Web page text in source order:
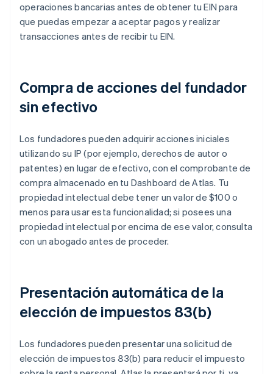
operaciones bancarias antes de obtener tu EIN para
que puedas empezar a aceptar pagos y realizar
transacciones antes de recibir tu EIN.
Compra de acciones del fundador
sin efectivo
Los fundadores pueden adquirir acciones iniciales
utilizando su IP (por ejemplo, derechos de autor o
patentes) en lugar de efectivo, con el comprobante de
compra almacenado en tu Dashboard de Atlas. Tu
propiedad intelectual debe tener un valor de $100 o
menos para usar esta funcionalidad; si posees una
propiedad intelectual por encima de ese valor, consulta
con un abogado antes de proceder.
Presentación automática de la
elección de impuestos 83(b)
Los fundadores pueden presentar una solicitud de
elección de impuestos 83(b) para reducir el impuesto